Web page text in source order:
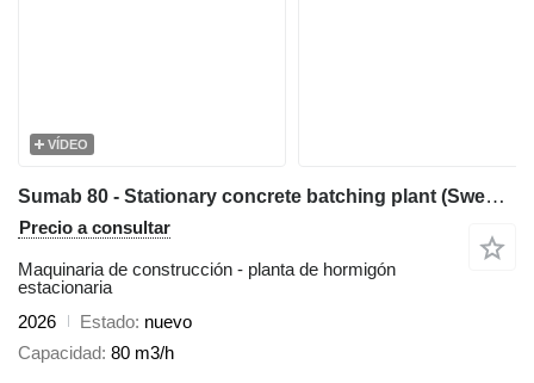
VÍDEO
Sumab 80 - Stationary concrete batching plant (Swedish quality)
Precio a consultar
Maquinaria de construcción - planta de hormigón
estacionaria
2026
Estado nuevo
Capacidad 80 m3/h